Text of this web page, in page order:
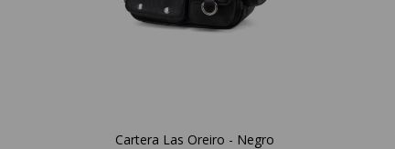
Cartera Las Oreiro - Negro